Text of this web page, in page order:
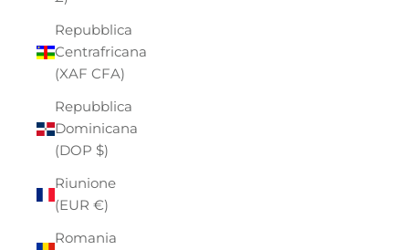
Repubblica
Centrafricana
(XAF CFA)
Repubblica
Dominicana
(DOP $)
Riunione
(EUR €)
Romania